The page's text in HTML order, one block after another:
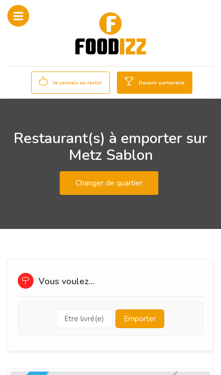
Je connais un resto! Devenir partenaire
Restaurant(s) à emporter sur
Metz Sablon
Changer de quartier
Vous voulez...
Etre livré(e) Emporter